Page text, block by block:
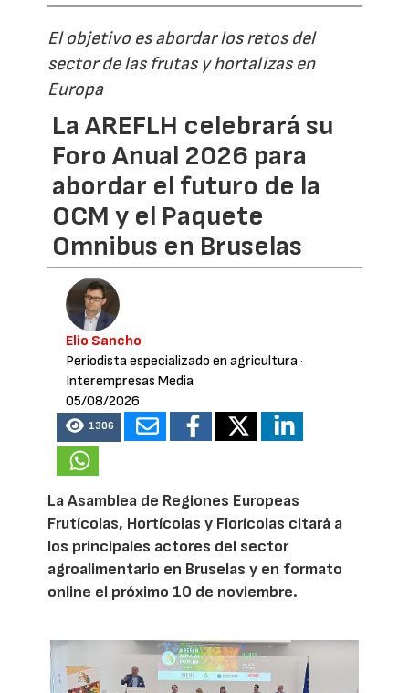
El objetivo es abordar los retos del
sector de las frutas y hortalizas en
Europa
La AREFLH celebrará su
Foro Anual 2026 para
abordar el futuro de la
OCM y el Paquete
Omnibus en Bruselas
Elio Sancho
Periodista especializado en agricultura·
Interempresas Media
05/08/2026
1306
La Asamblea de Regiones Europeas
Frutícolas, Hortícolas y Florícolas citará a
los principales actores del sector
agroalimentario en Bruselas y en formato
online el próximo 10 de noviembre.